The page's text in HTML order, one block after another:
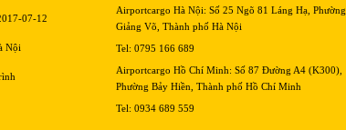
07-12
Nội
Airportcargo Hà Nội: Số 25 Ngõ 81 Láng Hạ, Phường
Giảng Võ, Thành phố Hà Nội
Tel: 0795 166 689
Airportcargo Hồ Chí Minh: Số 87 Đường A4 (K300),
Phường Bảy Hiền, Thành phố Hồ Chí Minh
Tel: 0934 689 559